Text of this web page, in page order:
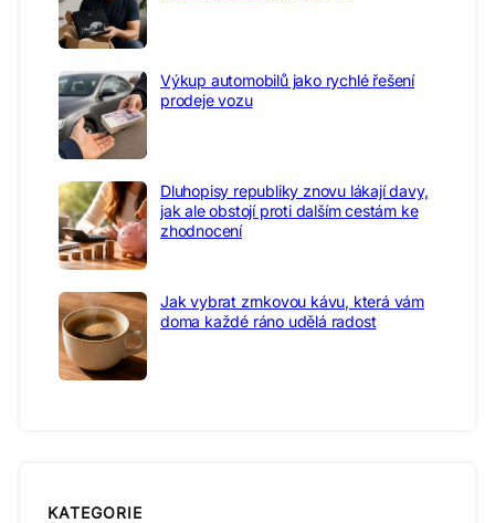
Výkup automobilů jako rychlé řešení
prodeje vozu
Dluhopisy republiky znovu lákají davy,
jak ale obstojí proti dalším cestám ke
zhodnocení
Jak vybrat zrnkovou kávu, která vám
doma každé ráno udělá radost
KATEGORIE